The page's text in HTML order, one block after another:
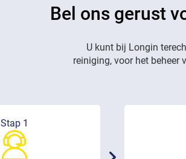
Bel ons gerust
U kunt bij Longin
reiniging, voor het
Stap 1